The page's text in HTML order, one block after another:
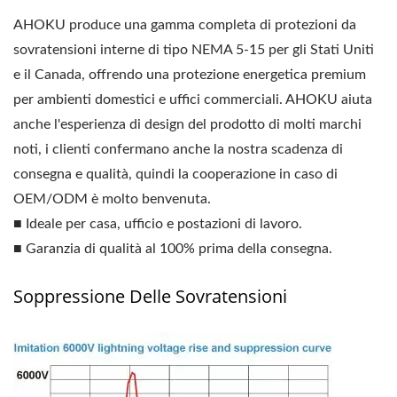
AHOKU produce una gamma completa di protezioni da
sovratensioni interne di tipo NEMA 5-15 per gli Stati Uniti
e il Canada, offrendo una protezione energetica premium
per ambienti domestici e uffici commerciali. AHOKU aiuta
anche l'esperienza di design del prodotto di molti marchi
noti, i clienti confermano anche la nostra scadenza di
consegna e qualità, quindi la cooperazione in caso di
OEM/ODM è molto benvenuta.
■ Ideale per casa, ufficio e postazioni di lavoro.
■ Garanzia di qualità al 100% prima della consegna.
Soppressione Delle Sovratensioni